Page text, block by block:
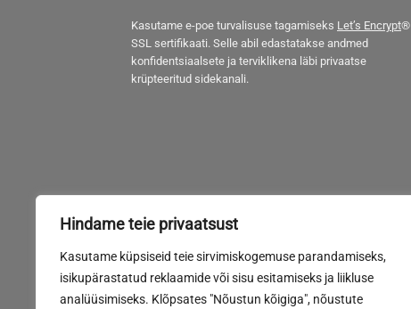
Hindame teie privaatsust
Kasutame küpsiseid teie sirvimiskogemuse parandamiseks,
isikupärastatud reklaamide või sisu esitamiseks ja liikluse
analüüsimiseks. Klõpsates "Nõustun kõigiga", nõustute
Kasutame e-poe turvalisuse tagamiseks Let’s Encrypt®
SSL sertifikaati. Selle abil edastatakse andmed
konfidentsiaalsete ja terviklikena läbi privaatse
krüpteeritud sidekanali.